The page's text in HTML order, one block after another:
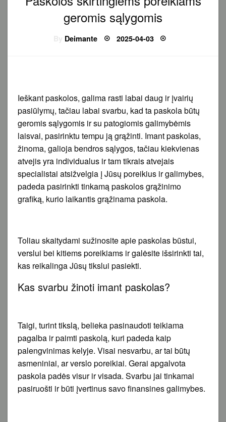
geromis sąlygomis
Deimante Posted
on
2025-04-03
Ieškant paskolos, galima rasti labai daug ir įvairių
pasiūlymų, tačiau labai svarbu, kad ta paskola būtų
geromis sąlygomis ir su patogiomis galimybėmis
laisvai, pasirinktu tempu ją grąžinti. Imant paskolas,
žinoma, galioja bendros sąlygos, tačiau kiekvienas
atvejis yra individualus ir tam tikrais atvejais
specialistai atsižvelgia į Jūsų poreikius ir galimybes,
padeda pasirinkti tinkamą paskolos grąžinimo
grafiką, kurio laikantis grąžinama paskola.
Toliau skaitydami sužinosite apie paskolas būstui,
verslui bei kitiems poreikiams ir galėsite išsirinkti tai,
kas reikalinga Jūsų tikslui pasiekti.
Kas svarbu žinoti imant paskolas?
Taigi, turint tikslą, belieka pasinaudoti teikiama
pagalba ir paimti paskolą, kuri padeda kaip
palengvinimas kelyje. Visai nesvarbu, ar tai būtų
asmeniniai, ar verslo poreikiai. Gerai apgalvota
paskola padės visur ir visada. Svarbu jai tinkamai
pasiruošti ir būti įvertinus savo finansines galimybes.